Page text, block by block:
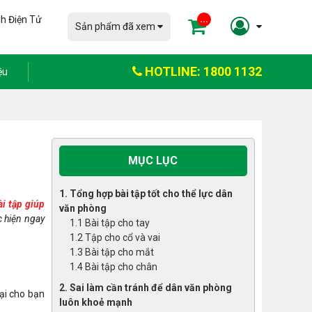
Điện Tử
Sản phẩm đã xem
...
HOTLINE: 1800 1132
tập giúp
hiện ngay
cho bạn
MỤC LỤC
1. Tổng hợp bài tập tốt cho thể lực dân
văn phòng
1.1 Bài tập cho tay
1.2 Tập cho cổ và vai
1.3 Bài tập cho mắt
1.4 Bài tập cho chân
2. Sai làm cần tránh để dân văn phòng
luôn khoẻ mạnh